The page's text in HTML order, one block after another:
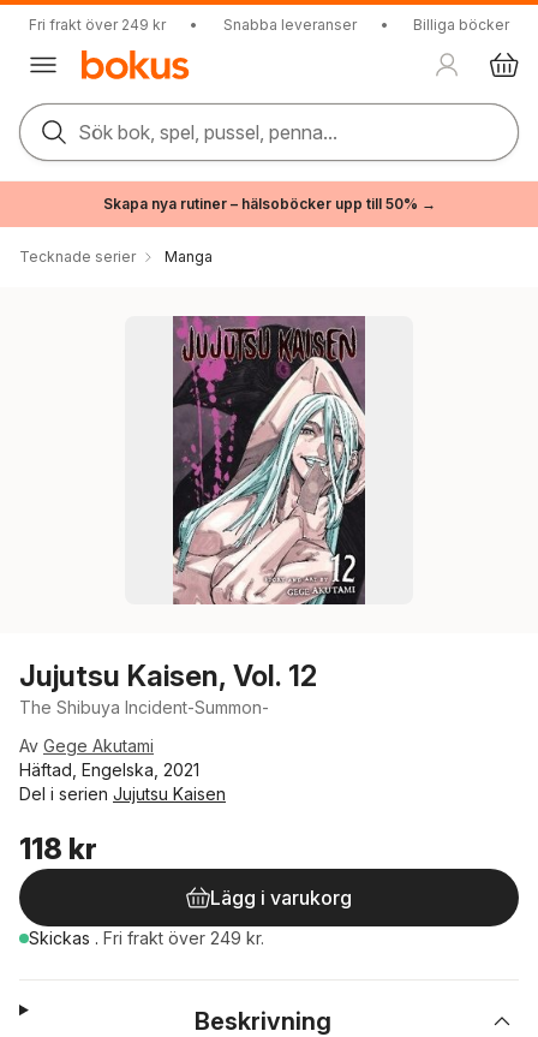
Fri frakt över 249 kr • Snabba leveranser • Billiga böcker
Sök bok, spel, pussel, penna...
Skapa nya rutiner – hälsoböcker upp till 50% →
Tecknade serier Manga
Jujutsu Kaisen, Vol. 12
The Shibuya Incident-Summon-
Av Gege Akutami
Häftad, Engelska, 2021
Del i serien Jujutsu Kaisen
118 kr
Lägg i varukorg
Skickas . Fri frakt över 249 kr.
Beskrivning